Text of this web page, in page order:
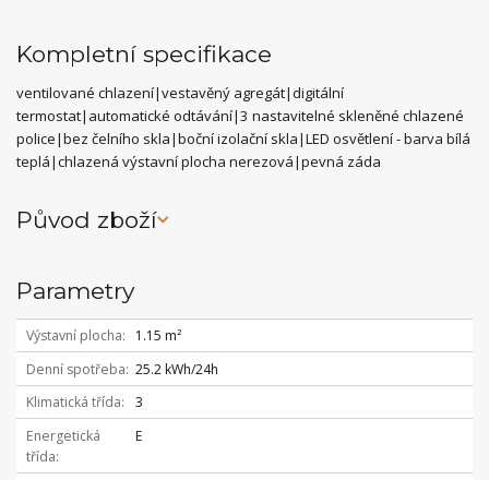
Kompletní specifikace
ventilované chlazení|vestavěný agregát|digitální
termostat|automatické odtávání|3 nastavitelné skleněné chlazené
police|bez čelního skla|boční izolační skla|LED osvětlení - barva bílá
teplá|chlazená výstavní plocha nerezová|pevná záda
Původ zboží
Parametry
Výstavní plocha
1.15 m²
Denní spotřeba 25.2 kWh/24h
Klimatická třída
3
Energetická
třída
E